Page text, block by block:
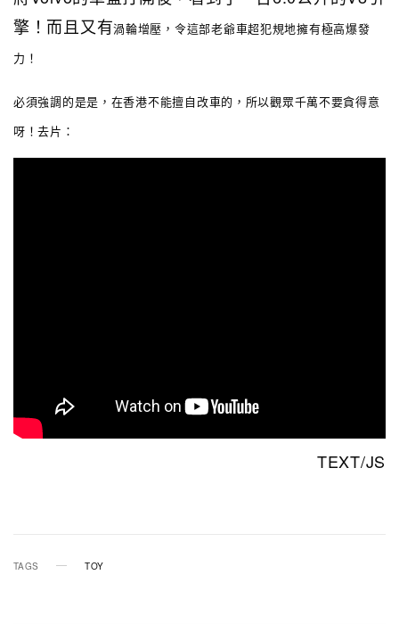
擎！而且又有渦輪增壓，令這部老爺車超犯規地擁有極高爆發
力！
必須強調的是是，在香港不能擅自改車的，所以觀眾千萬不要貪得意
呀！去片：
TEXT/JS
TAGS TOY